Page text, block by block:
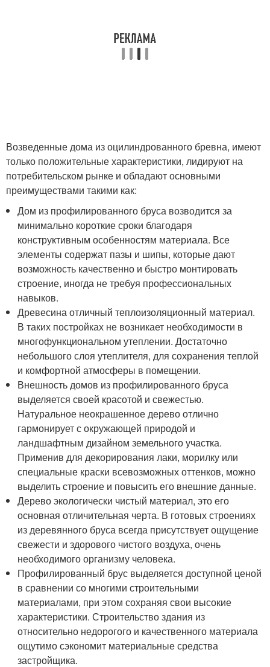
Возведенные дома из оцилиндрованного бревна, имеют
только положительные характеристики, лидируют на
потребительском рынке и обладают основными
преимуществами такими как:
Дом из профилированного бруса возводится за
минимально короткие сроки благодаря
конструктивным особенностям материала. Все
элементы содержат пазы и шипы, которые дают
возможность качественно и быстро монтировать
строение, иногда не требуя профессиональных
навыков.
Древесина отличный теплоизоляционный материал.
В таких постройках не возникает необходимости в
многофункциональном утеплении. Достаточно
небольшого слоя утеплителя, для сохранения теплой
и комфортной атмосферы в помещении.
Внешность домов из профилированного бруса
выделяется своей красотой и свежестью.
Натуральное неокрашенное дерево отлично
гармонирует с окружающей природой и
ландшафтным дизайном земельного участка.
Применив для декорирования лаки, морилку или
специальные краски всевозможных оттенков, можно
выделить строение и повысить его внешние данные.
Дерево экологически чистый материал, это его
основная отличительная черта. В готовых строениях
из деревянного бруса всегда присутствует ощущение
свежести и здорового чистого воздуха, очень
необходимого организму человека.
Профилированный брус выделяется доступной ценой
в сравнении со многими строительными
материалами, при этом сохраняя свои высокие
характеристики. Строительство здания из
относительно недорогого и качественного материала
ощутимо сэкономит материальные средства
застройщика.